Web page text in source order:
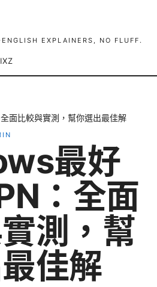
EXPLAINERS, NO FLUFF.
面比較與實測，幫你選出最佳解
最好
：全面
測，幫
佳解